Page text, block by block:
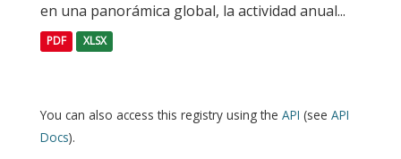
en una panorámica global, la actividad anual...
PDF XLSX
You can also access this registry using the API (see API
Docs).